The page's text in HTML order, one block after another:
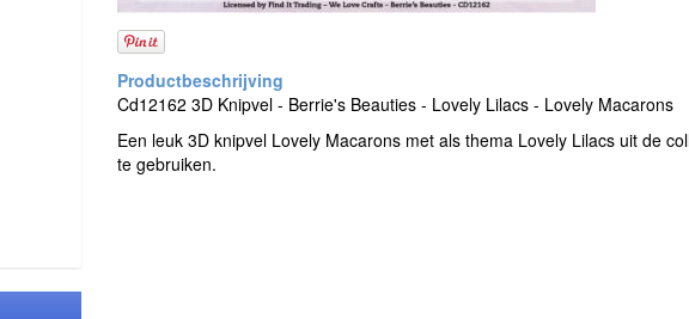
Cd12162 3D Knipvel - Berrie's Beauties - Lovely Lilacs - Lovely Macarons
Een leuk 3D knipvel Lovely Macarons met als thema Lovely Lilacs uit de
te gebruiken.